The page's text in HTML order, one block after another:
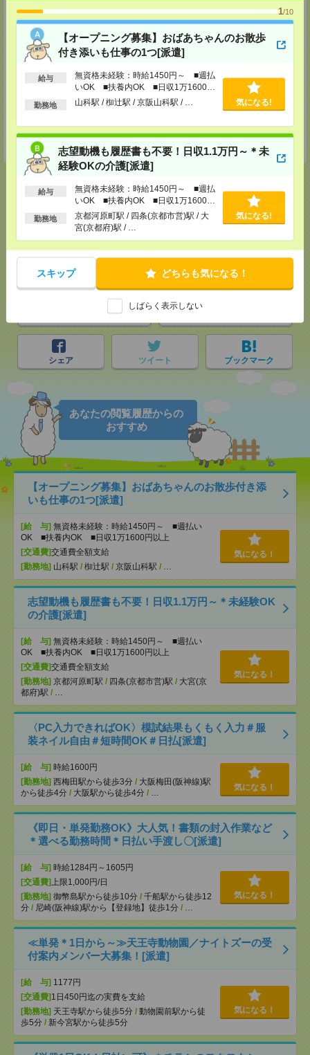
1/10
【オープニング募集】おばあちゃんのお散歩
付き添いも仕事の1つ[派遣]
給与
無資格未経験：時給1450円～ ■週払
いOK ■扶養内OK ■日収1万1600円
以上
勤務地 山科駅 / 椥辻駅 / 京阪山科駅 / … 気になる!
志望動機も履歴書も不要！日収1.1万円～＊未
経験OKの介護[派遣]
給与
無資格未経験：時給1450円～ ■週払
いOK ■扶養内OK ■日収1万1600円
以上
勤務地
京都河原町駅 / 四条(京都市営)駅 / 大
宮(京都府)駅 / …
気になる!
スキップ どちらも気になる！
しばらく表示しない
TEL：0120-991-463
MAIL：tenshoku@nikken-ts.jp
担当：採用担当
メディカルケア事業部 京都オフィス
京都府京都市下京区東塩小路町843番地2 日本生命京都ヤサカビル5F
TEL：0120-975-927
tenshoku@nikken-ts.jp
担当：採用担当
★今ならご来社登録でQUOカード2000円分をプレゼント中★
応募ページへ
気になる！ 電話応募
で送る
シェア ツイート ブックマーク
あなたの閲覧履歴からの
おすすめ
【オープニング募集】おばあちゃんのお散歩付き添
いも仕事の1つ[派遣]
[給 与] 無資格未経験：時給1450円～ ■週払い
OK ■扶養内OK ■日収1万1600円以上
[交通費]交通費全額支給
[勤務地] 山科駅 / 椥辻駅 / 京阪山科駅 / …
気になる！
志望動機も履歴書も不要！日収1.1万円～＊未経験OK
の介護[派遣]
[給 与] 無資格未経験：時給1450円～ ■週払い
OK ■扶養内OK ■日収1万1600円以上
[交通費]交通費全額支給
[勤務地] 京都河原町駅 / 四条(京都市営)駅 / 大宮(京
都府)駅 / …
気になる！
〈PC入力できればOK〉模試結果もくもく入力＃服
装ネイル自由＃短時間OK＃日払[派遣]
[給 与] 時給1600円
[勤務地] 西梅田駅から徒歩3分 / 大阪梅田(阪神線)駅
から徒歩4分 / 大阪駅から徒歩4分 / …
気になる！
《即日・単発勤務OK》大人気！書類の封入作業など
＊選べる勤務時間＊日払い手渡し〇[派遣]
[給 与] 時給1284円～1605円
[交通費] 上限1,000円/日
[勤務地] 御幣島駅から徒歩10分 / 千船駅から徒歩12
分 / 尼崎(阪神線)駅から【登録地】徒歩1分 / …
気になる！
≪単発＊1日から～≫天王寺動物園／ナイトズーの受
付案内メンバー大募集！[派遣]
[給 与] 1177円
[交通費] 1日450円迄の実費を支給
[勤務地] 天王寺駅から徒歩5分 / 動物園前駅から徒
歩5分 / 新今宮駅から徒歩5分
気になる！